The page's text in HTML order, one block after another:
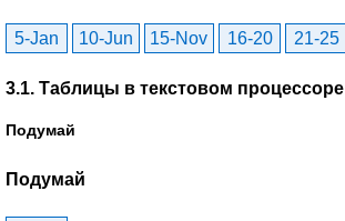
5-Jan 10-Jun 15-Nov 16-20 21-25
3.1. Таблицы в текстовом процессоре
Подумай
Подумай